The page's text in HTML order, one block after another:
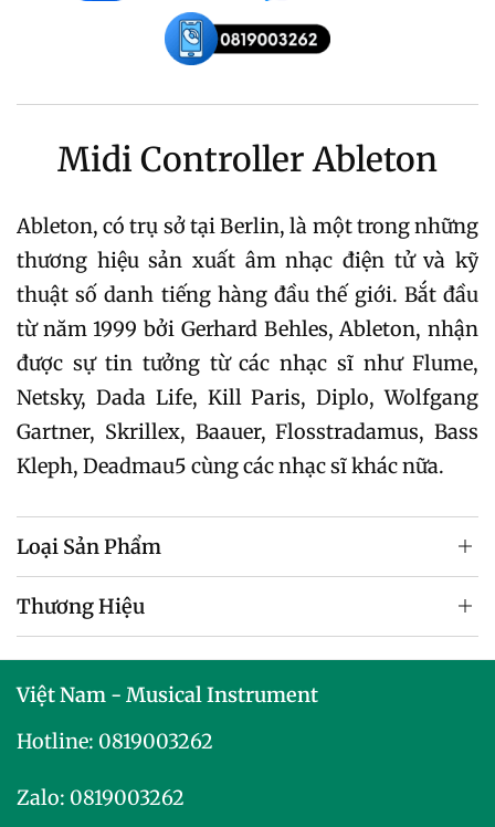
Midi Controller Ableton
Ableton, có trụ sở tại Berlin, là một trong những
thương hiệu sản xuất âm nhạc điện tử và kỹ
thuật số danh tiếng hàng đầu thế giới. Bắt đầu
từ năm 1999 bởi Gerhard Behles, Ableton, nhận
được sự tin tưởng từ các nhạc sĩ như Flume,
Netsky, Dada Life, Kill Paris, Diplo, Wolfgang
Gartner, Skrillex, Baauer, Flosstradamus, Bass
Kleph, Deadmau5 cùng các nhạc sĩ khác nữa.
Loại Sản Phẩm
Thương Hiệu
Việt Nam - Musical Instrument
Hotline: 0819003262
Zalo: 0819003262